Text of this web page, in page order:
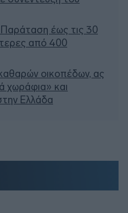
Παράταση έως τις 30
από 400
οικοπέδων, ας
χωράφια» και
Ελλάδα